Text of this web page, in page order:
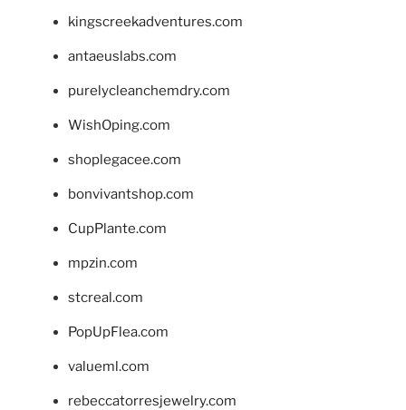
kingscreekadventures.com
antaeuslabs.com
purelycleanchemdry.com
WishOping.com
shoplegacee.com
bonvivantshop.com
CupPlante.com
mpzin.com
stcreal.com
PopUpFlea.com
valueml.com
rebeccatorresjewelry.com